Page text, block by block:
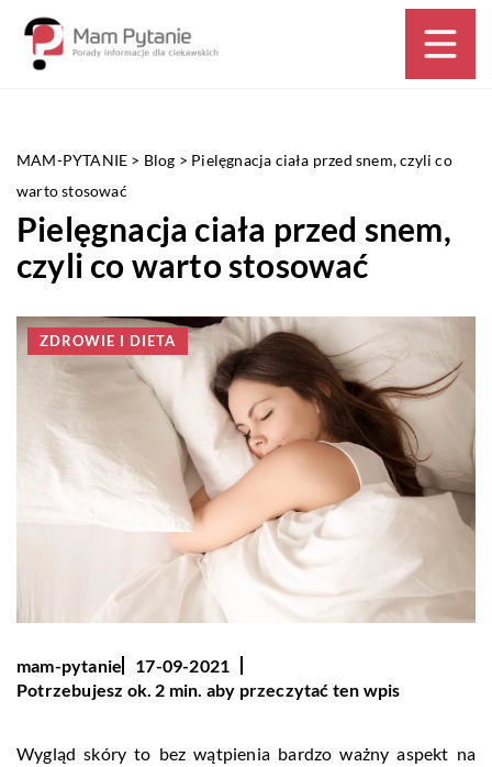
MAM-PYTANIE > Blog > Pielęgnacja ciała przed snem, czyli co
warto stosować
Pielęgnacja ciała przed snem,
czyli co warto stosować
ZDROWIE I DIETA
mam-pytanie
17-09-2021
Potrzebujesz ok. 2 min. aby przeczytać ten wpis
Wygląd skóry to bez wątpienia bardzo ważny aspekt na